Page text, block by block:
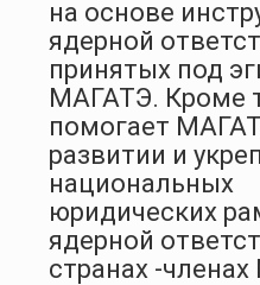
на основе
ядерной
принятых под
МАГАТЭ. Кроме
помогает
развитии и
национальных
юридических
ядерной
странах -